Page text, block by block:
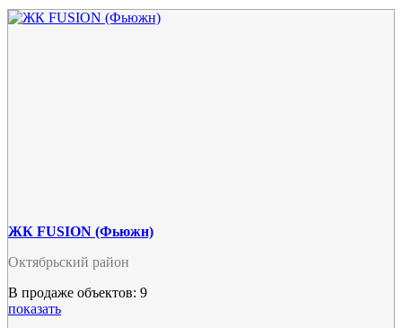
ЖК FUSION (Фьюжн)
Октябрьский район
В продаже объектов: 9
показать